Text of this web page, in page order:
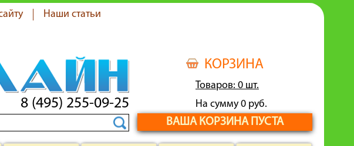
Наши статьи
КОРЗИНА
Товаров: 0 шт.
На сумму 0 руб.
ВАША КОРЗИНА ПУСТА
8 (495) 255-09-25